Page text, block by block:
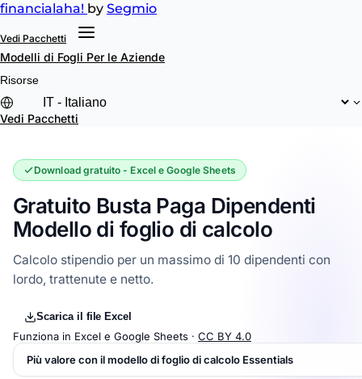
financialaha! by Segmio
Vedi Pacchetti
Modelli di Fogli Per le Aziende
Risorse
Vedi Pacchetti
Download gratuito - Excel e Google Sheets
Gratuito Busta Paga Dipendenti
Modello di foglio di calcolo
Calcolo stipendio per un massimo di 10 dipendenti con
lordo, trattenute e netto.
Scarica il file Excel
Funziona in Excel e Google Sheets · CC BY 4.0
Più valore con il modello di foglio di calcolo Essentials